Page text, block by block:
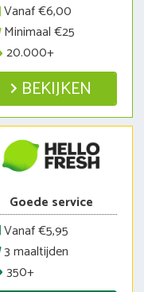
Vanaf €6,00
Minimaal €25
20.000+
BEKIJKEN
Goede service
Vanaf €5,95
3 maaltijden
350+